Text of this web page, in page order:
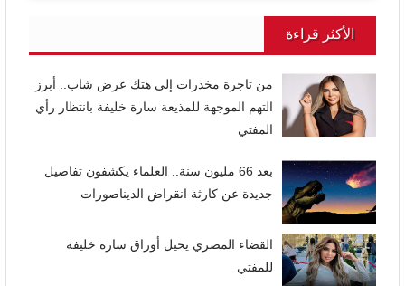
الأكثر قراءة
من تاجرة مخدرات إلى هتك عرض شاب.. أبرز
التهم الموجهة للمذيعة سارة خليفة بانتظار رأي
المفتي
بعد 66 مليون سنة.. العلماء يكشفون تفاصيل
جديدة عن كارثة انقراض الديناصورات
القضاء المصري يحيل أوراق سارة خليفة
للمفتي